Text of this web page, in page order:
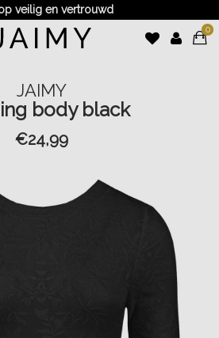
veilig en vertrouwd
0
JAIMY
body black
€24,99